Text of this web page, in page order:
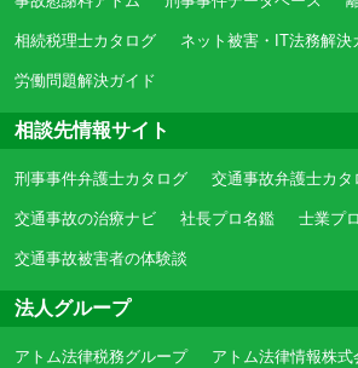
相続税理士カタログ ネット被害・IT法務解決
労働問題解決ガイド
相談先情報サイト
刑事事件弁護士カタログ 交通事故弁護士カタ
交通事故の治療ナビ 社長プロ名鑑 士業プ
交通事故被害者の体験談
法人グループ
アトム法律税務グループ アトム法律情報株式